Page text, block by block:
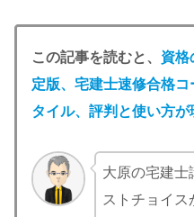
この記事を読むと、 資格
定版、宅建士速修合格
タイル、評判と使い方が
大原の宅建士
ストチョイス